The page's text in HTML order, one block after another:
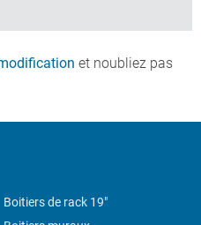
et noubliez pas
Boitiers de rack 19"